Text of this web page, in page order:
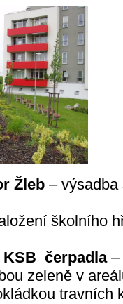
Žleb– výsadba
školního
KSB čerpadla–
zeleně v
travních